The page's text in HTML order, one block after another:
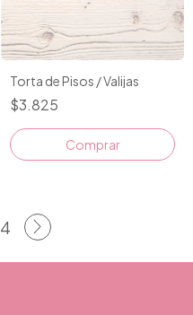
Torta de Pisos / Valijas
$3.825
Comprar
4